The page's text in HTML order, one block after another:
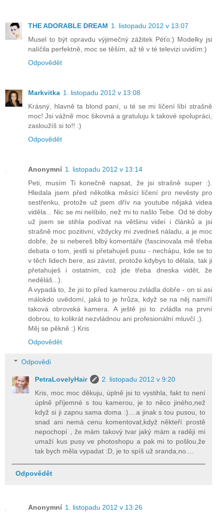
THE ADORABLE DREAM 1. listopadu 2012 v 13:07
Musel to být opravdu výjimečný zážitek Péťo:) Modelky jsi
nalíčila perfektně, moc se těším, až tě v té televizi uvidím:)
Odpovědět
Markvitka 1. listopadu 2012 v 13:08
Krásný, hlavně ta blond paní, u té se mi líčení líbí strašně
moc! Jsi vážně moc šikovná a gratuluju k takové spolupráci,
zasloužíš si to!! :)
Odpovědět
Anonymní 1. listopadu 2012 v 13:14
Peti, musím Ti konečně napsat, že jsi strašně super :).
Hledala jsem před několika měsíci líčení pro nevěsty pro
sestřenku, protože už jsem dřív na youtube nějaká videa
viděla... Nic se mi nelíbilo, než mi to našlo Tebe. Od té doby
už jsem se stihla podívat na většinu videí i článků a jsi
strašně moc pozitivní, vždycky mi zvedneš náladu, a je moc
dobře, že si nebereš blbý komentáře (fascinovala mě třeba
debata o tom, jestli si přetahuješ pusu - nechápu, kde se to
v těch lidech bere, asi závist, protože kdybys to dělala, tak ji
přetahuješ i ostatním, což jde třeba dneska vidět, že
neděláš...).
A vypadá to, že jsi to před kamerou zvládla dobře - on si asi
málokdo uvědomí, jaká to je hrůza, když se na něj namíří
taková obrovská kamera. A ještě jsi to zvládla na první
dobrou, to kolikrát nezvládnou ani profesionální mluvčí ;).
Měj se pěkně :) Kris
Odpovědět
Odpovědi
PetraLovelyHair
2. listopadu 2012 v 9:20
Kris, moc moc děkuju, úplně jsi to vystihla, fakt to není
úplně příjemné s tou kamerou, je to něco jiného,než
když si ji zapnu sama doma :)....a jinak s tou pusou, to
snad ani nemá cenu komentovat,když někteří prostě
nepochopí , že mám takový tvar jaký mám a raději mi
umaží kus pusy ve photoshopu a pak mi to pošlou,že
tak bych měla vypadat :D, je to spíš už sranda,no....
Odpovědět
Anonymní 1. listopadu 2012 v 13:26